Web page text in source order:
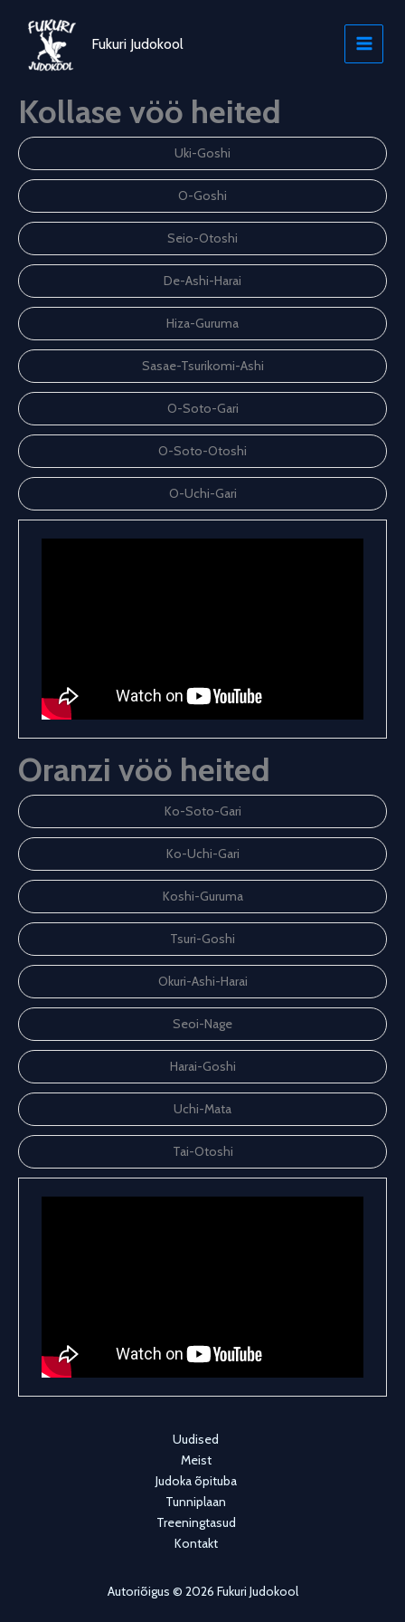
content
Fukuri Judokool
Kollase vöö heited
Uki-Goshi
O-Goshi
Seio-Otoshi
De-Ashi-Harai
Hiza-Guruma
Sasae-Tsurikomi-Ashi
O-Soto-Gari
O-Soto-Otoshi
O-Uchi-Gari
Oranzi vöö heited
Ko-Soto-Gari
Ko-Uchi-Gari
Koshi-Guruma
Tsuri-Goshi
Okuri-Ashi-Harai
Seoi-Nage
Harai-Goshi
Uchi-Mata
Tai-Otoshi
Uudised
Meist
Judoka õpituba
Tunniplaan
Treeningtasud
Kontakt
Autoriõigus © 2026 Fukuri Judokool